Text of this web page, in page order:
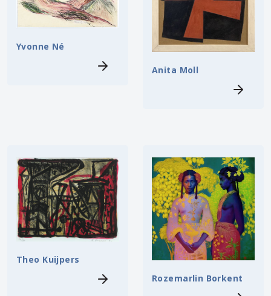
Yvonne Né
Anita Moll
Theo Kuijpers
Rozemarlin Borkent